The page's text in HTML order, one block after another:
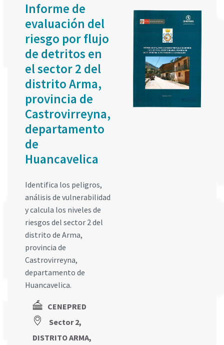
Informe de
evaluación del
riesgo por flujo
de detritos en
el sector 2 del
distrito Arma,
provincia de
Castrovirreyna,
departamento
de
Huancavelica
Identifica los peligros,
análisis de vulnerabilidad
y calcula los niveles de
riesgos del sector 2 del
distrito de Arma,
provincia de
Castrovirreyna,
departamento de
Huancavelica.
CENEPRED
Sector 2,
DISTRITO ARMA,